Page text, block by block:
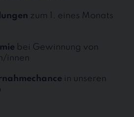
zum 1. eines Monats
bei Gewinnung von
innen
in unseren